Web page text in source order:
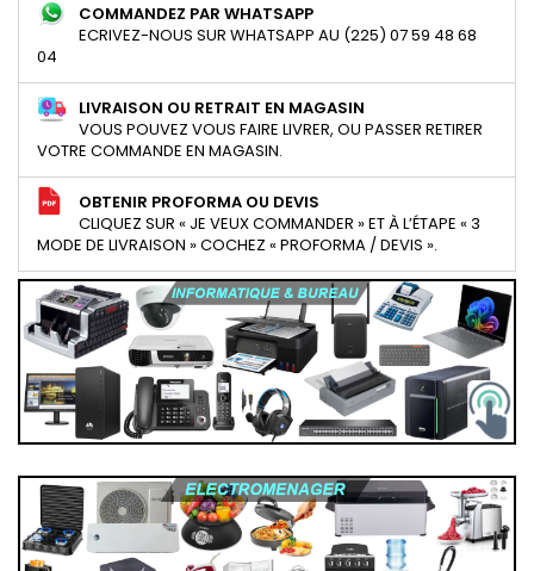
COMMANDEZ PAR WHATSAPP
ECRIVEZ-NOUS SUR WHATSAPP AU (225) 07 59 48 68
04
LIVRAISON OU RETRAIT EN MAGASIN
VOUS POUVEZ VOUS FAIRE LIVRER, OU PASSER RETIRER
VOTRE COMMANDE EN MAGASIN.
OBTENIR PROFORMA OU DEVIS
CLIQUEZ SUR « JE VEUX COMMANDER » ET À L’ÉTAPE « 3
MODE DE LIVRAISON » COCHEZ « PROFORMA / DEVIS ».